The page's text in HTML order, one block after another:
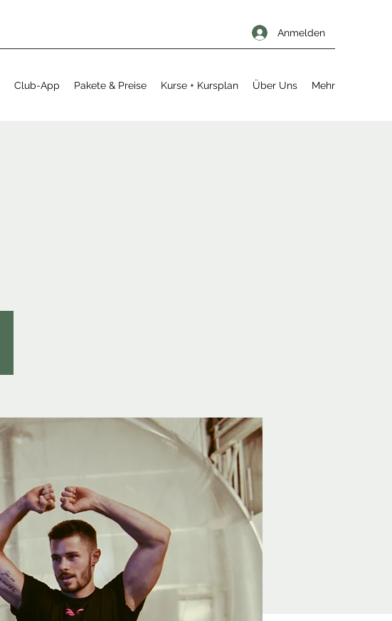
Anmelden
Club-App Pakete & Preise Kurse + Kursplan Über Uns Mehr